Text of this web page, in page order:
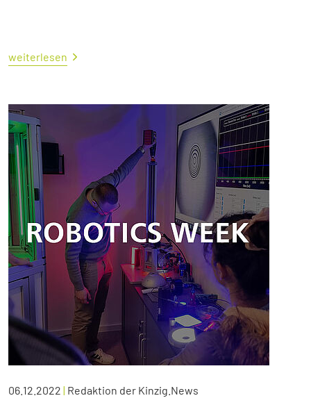
weiterlesen
06.12.2022 | Redaktion der Kinzig.News